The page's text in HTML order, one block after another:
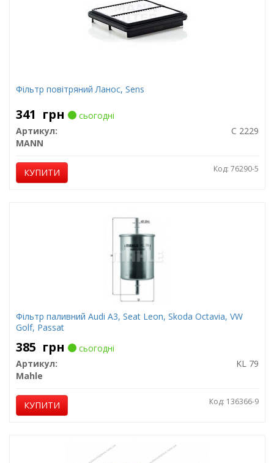
Фільтр повітряний Ланос, Sens
341 грн
сьогодні
Артикул:
C 2229
MANN
КУПИТИ Код: 76290-5
Фільтр паливний Audi A3, Seat Leon, Skoda Octavia, VW
Golf, Passat
385 грн
сьогодні
Артикул:
KL 79
Mahle
КУПИТИ Код: 136366-9